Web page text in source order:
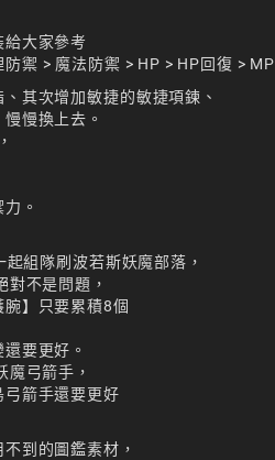
大家參考
禦 > 魔法防禦 > HP > HP回復 > MP
其次增加敏捷的敏捷項鍊、
慢換上去。
。
組隊刷波若斯妖魔部落，
對不是問題，
】只要累積8個
要更好。
魔弓箭手，
箭手還要更好
到的圖鑑素材，